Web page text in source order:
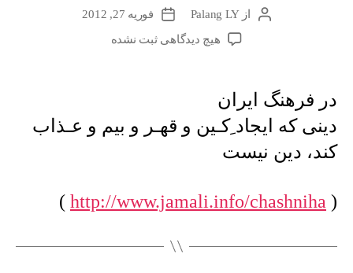
نویسندهٔ
نوشته
ازPalang LY
تاریخفوریه 27, 2012
هیچ دیدگاهیبرای
که
و
و
ثبت نشده
در فرهنگ ایران
دینی که ایجاد ِکـین و قهـر و بیم و عـذاب
کند، دین نیست
(
http://www.jamali.info/chashniha
)